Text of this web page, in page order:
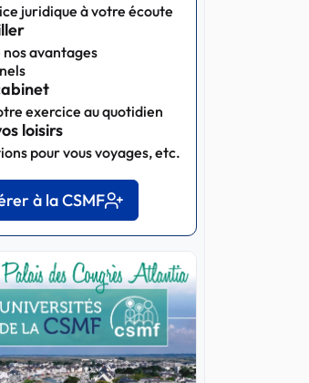
juridique à votre écoute
avantages
exercice au quotidien
loisirs
pour vous voyages, etc.
à la CSMF